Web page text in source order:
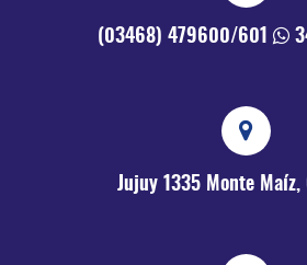
(03468) 479600/601
Jujuy 1335 Monte Maíz,